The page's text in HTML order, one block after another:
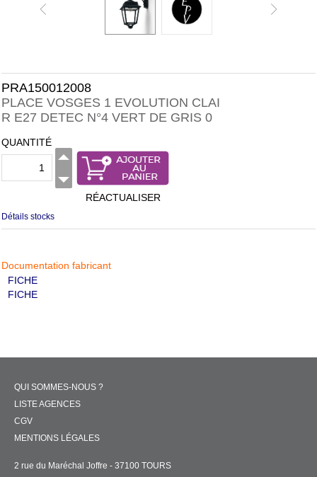
PRA150012008
PLACE VOSGES 1 EVOLUTION CLAI
R E27 DETEC N°4 VERT DE GRIS 0
QUANTITÉ
RÉACTUALISER
Détails stocks
Documentation fabricant
FICHE
FICHE
QUI SOMMES-NOUS ?
LISTE AGENCES
CGV
MENTIONS LÉGALES
2 rue du Maréchal Joffre - 37100 TOURS